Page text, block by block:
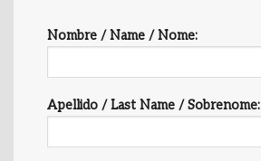
Nombre / Name / Nome:
Apellido / Last Name / Sobrenome: